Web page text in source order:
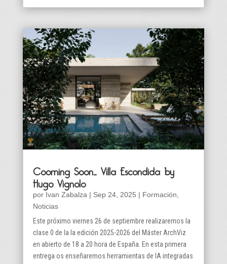
Cooming Soon… Villa Escondida by
Hugo Vignolo
por Ivan Zabalza | Sep 24, 2025 | Formación
Noticias
Este próximo viernes 26 de septiembre realizaremos la
clase 0 de la la edición 2025-2026 del Máster ArchViz
en abierto de 18 a 20 hora de España. En esta primera
entrega os enseñaremos herramientas de IA integradas